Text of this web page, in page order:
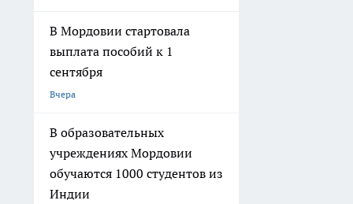
В Мордовии стартовала
выплата пособий к 1
сентября
Вчера
В образовательных
учреждениях Мордовии
обучаются 1000 студентов из
Индии